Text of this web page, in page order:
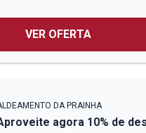
VER OFERTA
DA PRAINHA
agora 10% de